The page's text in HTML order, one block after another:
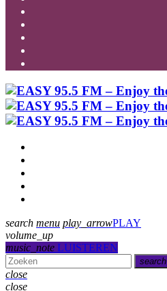
search menu play_arrowPLAY
volume_up
music_note LUISTEREN
search
close
close